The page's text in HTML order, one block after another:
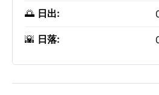
🌅 日出:
🌇 日落: